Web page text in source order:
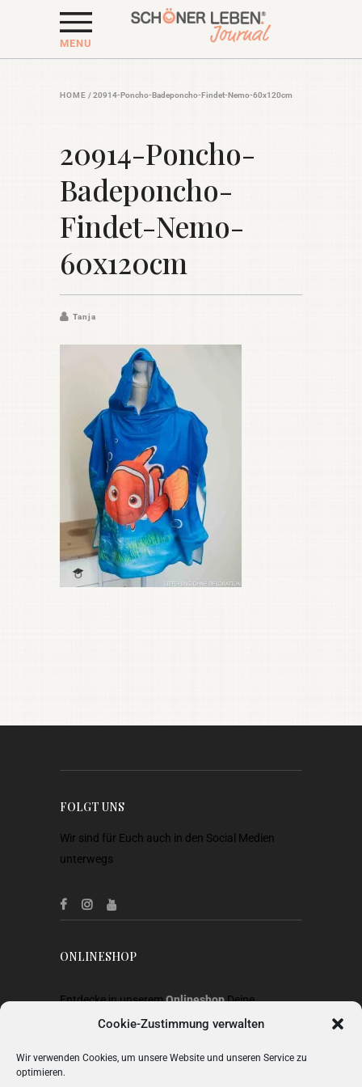
Cookie-Zustimmung verwalten
Wir verwenden Cookies, um unsere Website und unseren Service zu
optimieren.
MENU
HOME /20914-Poncho-Badeponcho-Findet-Nemo-60x120cm
20914-Poncho-
Badeponcho-
Findet-Nemo-
60x120cm
Tanja
FOLGT UNS
Wir sind für Euch auch in den Social Medien
unterwegs
ONLINESHOP
Entdecke in unseremOnlineshopDeine
Lieblingsstücke aus Heimtextilien, Gardinen,
Mode.